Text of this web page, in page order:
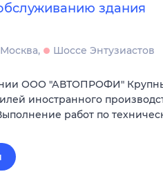
здания
Москва
Шоссе Энтузиастов
ООО "АВТОПРОФИ"
иностранного
работ по